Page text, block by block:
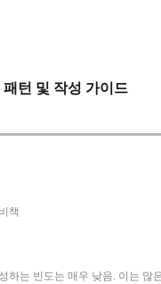
턴 및 작성 가이드
책
하는 빈도는 매우 낮음. 이는